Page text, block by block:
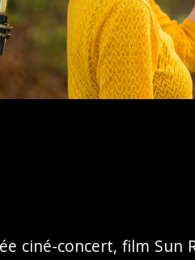
ciné-concert, film Sun